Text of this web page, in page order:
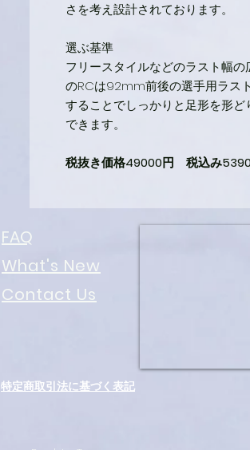
さを考え設計されております。
選ぶ基準
フリースタイルなどのラスト幅
のRCは92mm前後の選手用ラス
することでしっかりと足形を形
できます。
税抜き価格49000円 税込み
FAQ
What's New
Contact Us
特定商取引法に基づく表記